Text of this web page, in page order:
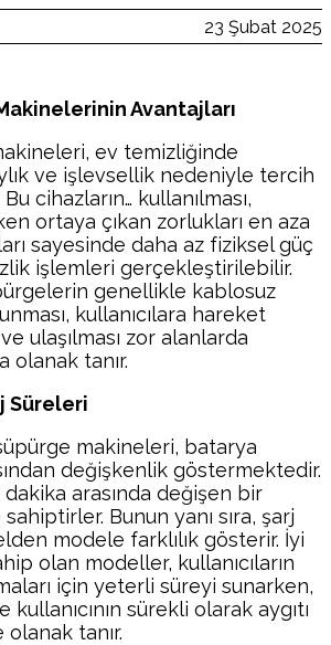
23 Şubat 2025
Avantajları
ev temizliğinde
ve işlevsellik nedeniyle tercih
cihazların… kullanılması,
ortaya çıkan zorlukları en aza
sayesinde daha az fiziksel güç
işlemleri gerçekleştirilebilir.
genellikle kablosuz
kullanıcılara hareket
ulaşılması zor alanlarda
olanak tanır.
Süreleri
makineleri, batarya
değişkenlik göstermektedir.
arasında değişen bir
Bunun yanı sıra, şarj
modele farklılık gösterir. İyi
olan modeller, kullanıcıların
için yeterli süreyi sunarken,
kullanıcının sürekli olarak aygıtı
tanır.